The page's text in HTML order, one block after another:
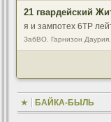
я и зампотех 6ТР
ЗабВО. Гарнизон Даурия.
БАЙКА-БЫЛЬ